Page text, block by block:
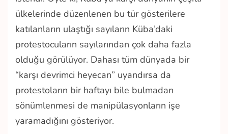
ülkelerinde düzenlenen bu tür gösterilere
katılanların ulaştığı sayıların Küba’daki
protestocuların sayılarından çok daha fazla
olduğu görülüyor. Dahası tüm dünyada bir
“karşı devrimci heyecan” uyandırsa da
protestoların bir haftayı bile bulmadan
sönümlenmesi de manipülasyonların işe
yaramadığını gösteriyor.